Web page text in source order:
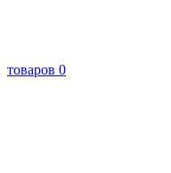
товаров 0